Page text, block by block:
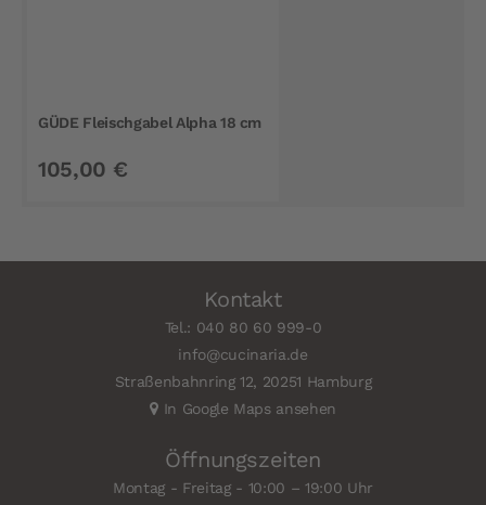
GÜDE Fleischgabel Alpha 18 cm
105,00 €
Kontakt
Tel.: 040 80 60 999-0
info@cucinaria.de
Straßenbahnring 12, 20251 Hamburg
In Google Maps ansehen
Öffnungszeiten
Montag - Freitag - 10:00 – 19:00 Uhr